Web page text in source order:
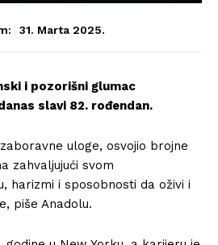
31. Marta 2025.
i pozorišni glumac
slavi 82. rođendan.
uloge, osvojio brojne
zahvaljujući svom
harizmi i sposobnosti da oživi i
piše Anadolu.